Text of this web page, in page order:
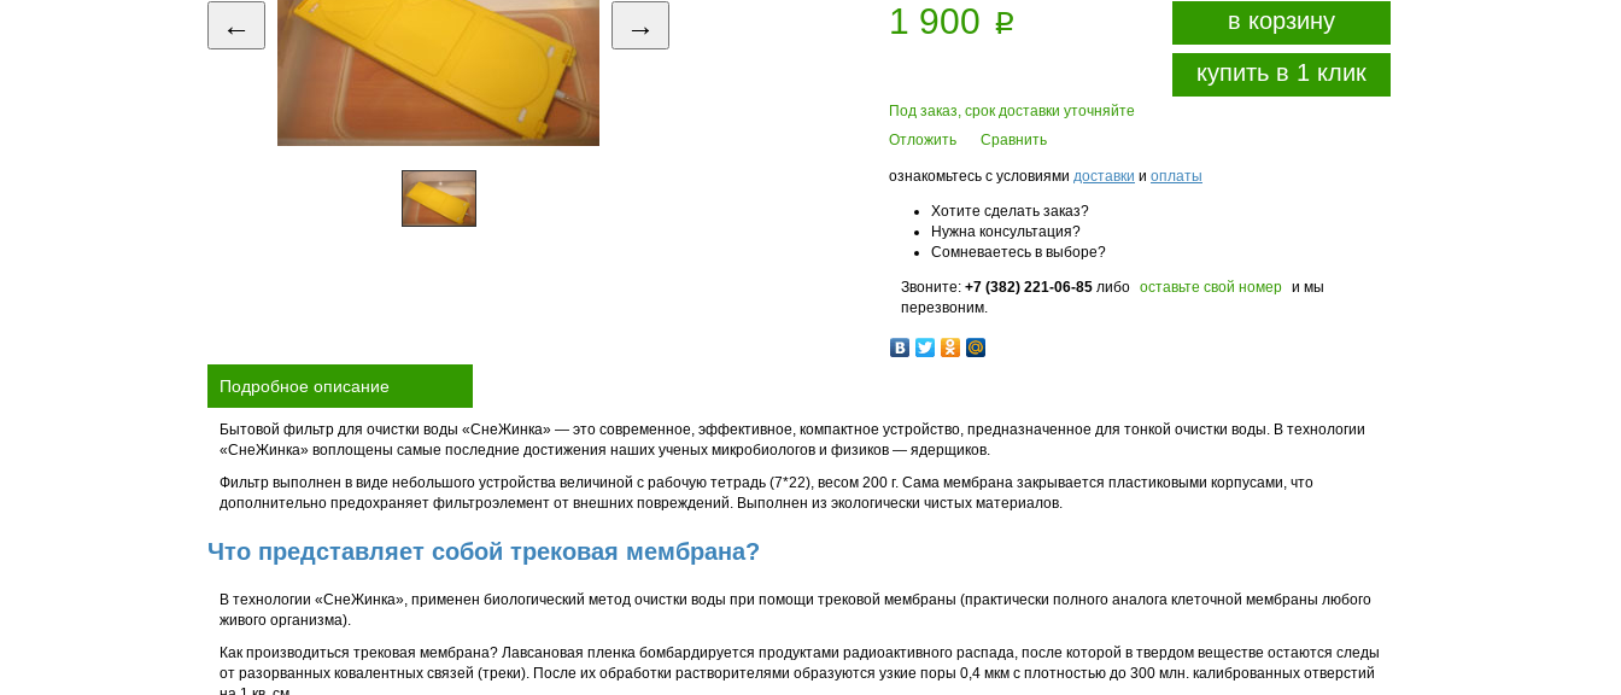
← → 1 900 p
в корзину
купить в 1 клик
Под заказ, срок доставки уточняйте
Отложить
Сравнить
ознакомьтесь с условиями доставки и оплаты
Хотите сделать заказ?
Нужна консультация?
Сомневаетесь в выборе?
Звоните: +7 (382) 221-06-85 либо оставьте свой номер и мы
перезвоним.
Подробное описание
Бытовой фильтр для очистки воды «СнеЖинка» — это современное, эффективное, компактное устройство, предназначенное для тонкой очистки воды. В технологии
«СнеЖинка» воплощены самые последние достижения наших ученых микробиологов и физиков — ядерщиков.
Фильтр выполнен в виде небольшого устройства величиной с рабочую тетрадь (7*22), весом 200 г. Сама мембрана закрывается пластиковыми корпусами, что
дополнительно предохраняет фильтроэлемент от внешних повреждений. Выполнен из экологически чистых материалов.
Что представляет собой трековая мембрана?
В технологии «СнеЖинка», применен биологический метод очистки воды при помощи трековой мембраны (практически полного аналога клеточной мембраны любого
живого организма).
Как производиться трековая мембрана? Лавсановая пленка бомбардируется продуктами радиоактивного распада, после которой в твердом веществе остаются следы
от разорванных ковалентных связей (треки). После их обработки растворителями образуются узкие поры 0,4 мкм с плотностью до 300 млн. калиброванных отверстий